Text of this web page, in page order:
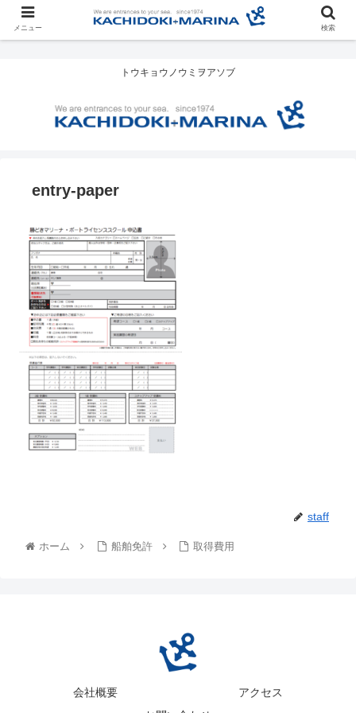
トウキョウノウミヲアソブ
entry-paper
staff
ホーム 船舶免許 取得費用
会社概要
アクセス
メニュー 検索